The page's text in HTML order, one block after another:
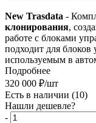
New Trasdata -
клонирования,
работе с блоками
подходит для
используемым в
Подробнее
320 000 ₽/шт
Есть в наличии (10)
Нашли дешевле?
-